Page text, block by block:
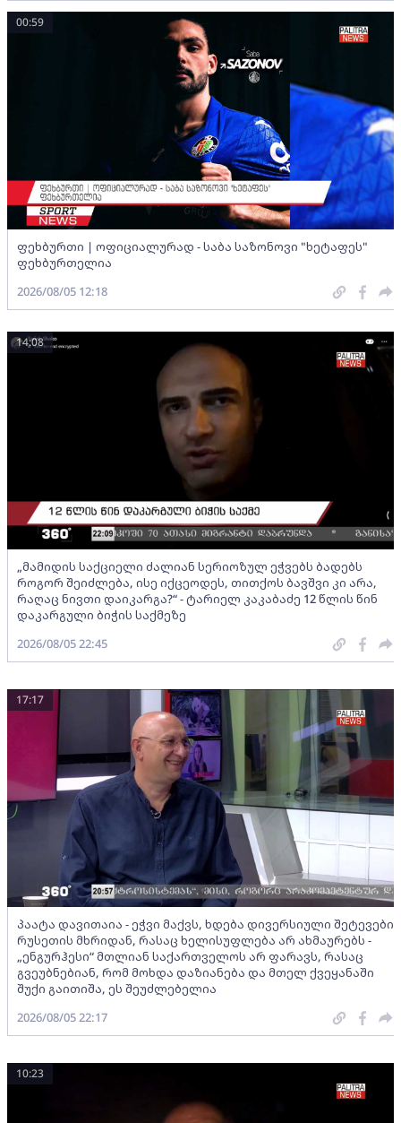
ფეხბურთი | ოფიციალურად - საბა საზონოვი "ხეტაფეს"
ფეხბურთელია
00:59
2026/08/05 12:18
„მამიდის საქციელი ძალიან სერიოზულ ეჭვებს ბადებს
როგორ შეიძლება, ისე იქცეოდეს, თითქოს ბავშვი კი არა,
რაღაც ნივთი დაიკარგა?“ - ტარიელ კაკაბაძე 12 წლის წინ
დაკარგული ბიჭის საქმეზე
14:08
2026/08/05 22:45
პაატა დავითაია - ეჭვი მაქვს, ხდება დივერსიული შეტევები
რუსეთის მხრიდან, რასაც ხელისუფლება არ ახმაურებს -
„ენგურჰესი“ მთლიან საქართველოს არ ფარავს, რასაც
გვეუბნებიან, რომ მოხდა დაზიანება და მთელ ქვეყანაში
შუქი გაითიშა, ეს შეუძლებელია
17:17
2026/08/05 22:17
10:23